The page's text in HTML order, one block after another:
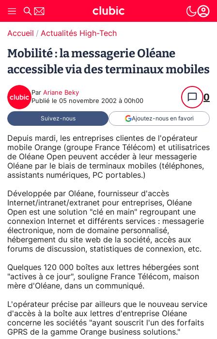
Accueil Actualités High-Tech
Mobilité : la messagerie Oléane
accessible via des terminaux mobiles
Par Ariane Beky
Publié le 05 novembre 2002 à 00h00 0
Suivez-nous Ajoutez-nous en favori
Depuis mardi, les entreprises clientes de l'opérateur
mobile Orange (groupe France Télécom) et utilisatrices
de Oléane Open peuvent accéder à leur messagerie
Oléane par le biais de terminaux mobiles (téléphones,
assistants numériques, PC portables.)
Développée par Oléane, fournisseur d'accès
Internet/intranet/extranet pour entreprises, Oléane
Open est une solution "clé en main" regroupant une
connexion Internet et différents services : messagerie
électronique, nom de domaine personnalisé,
hébergement du site web de la société, accès aux
forums de discussion, statistiques de connexion, etc.
Quelques 120 000 boîtes aux lettres hébergées sont
"actives à ce jour", souligne France Télécom, maison
mère d'Oléane, dans un communiqué.
L'opérateur précise par ailleurs que le nouveau service
d'accès à la boîte aux lettres d'entreprise Oléane
concerne les sociétés "ayant souscrit l'un des forfaits
GPRS de la gamme Orange business solutions."